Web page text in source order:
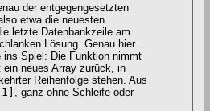
der entgegengesetzten
etwa die neuesten
letzte Datenbankzeile am
Lösung. Genau hier
ins Spiel: Die Funktion nimmt
ein neues Array zurück, in
Reihenfolge stehen. Aus
, ganz ohne Schleife oder